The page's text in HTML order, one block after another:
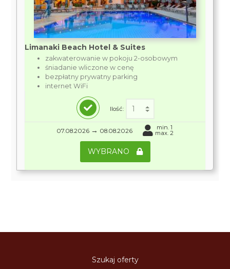
Limanaki Beach Hotel & Suites
zakwaterowanie w pokoju 2-osobowym
śniadanie wliczone w cenę
bezpłatny prywatny parking
internet WiFi
Ilość:
07.08.2026 → 08.08.2026 min. 1
max. 2
WYBRANO
Szukaj oferty